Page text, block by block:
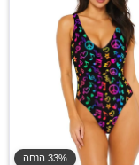
33% הנחה